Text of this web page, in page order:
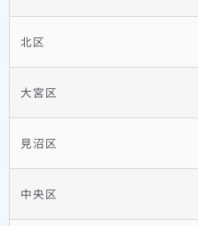
北区
大宮区
見沼区
中央区